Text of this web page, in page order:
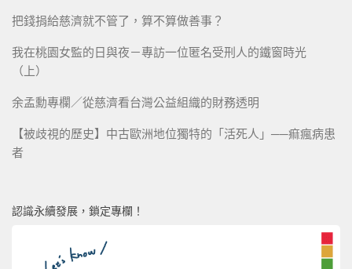
把錢捐給慈濟就不管了，算不算做善事？
我在桃園女監的日與夜－專訪一位匿名受刑人的鐵窗時光
（上）
余孟勳專欄／從慈濟看台灣公益組織的財務透明
【被歧視的歷史】中古歐洲地位獨特的「活死人」──痲瘋病患
者
認識永續發展，鎖定專欄！